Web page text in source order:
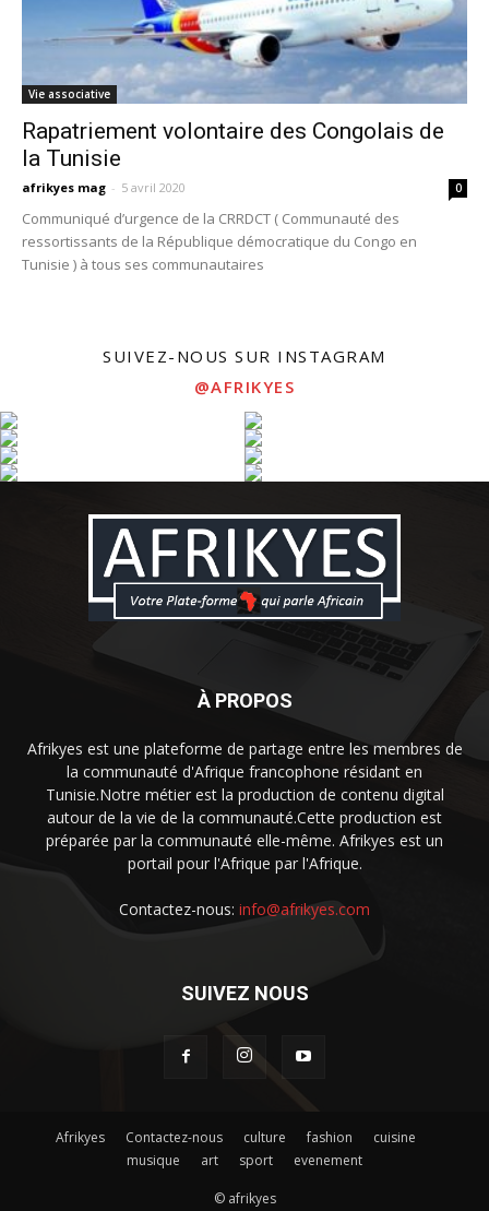
Vie associative
Rapatriement volontaire des Congolais de
la Tunisie
afrikyes mag - 5 avril 2020 0
Communiqué d’urgence de la CRRDCT ( Communauté des
ressortissants de la République démocratique du Congo en
Tunisie ) à tous ses communautaires
SUIVEZ-NOUS SUR INSTAGRAM
@AFRIKYES
À PROPOS
Afrikyes est une plateforme de partage entre les membres de
la communauté d'Afrique francophone résidant en
Tunisie.Notre métier est la production de contenu digital
autour de la vie de la communauté.Cette production est
préparée par la communauté elle-même. Afrikyes est un
portail pour l'Afrique par l'Afrique.
Contactez-nous: info@afrikyes.com
SUIVEZ NOUS
Afrikyes Contactez-nous culture fashion
cuisine
musique
art sport evenement
© afrikyes